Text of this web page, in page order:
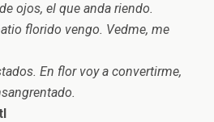
ojos, el que anda riendo.
florido vengo. Vedme, me
En flor voy a convertirme,